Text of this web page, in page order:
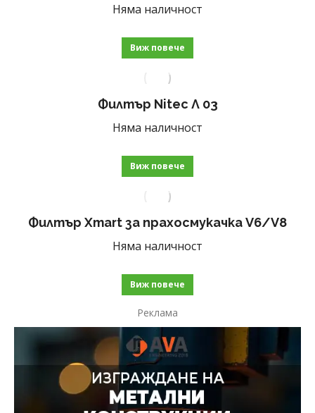
Реклама
Няма наличност
Виж повече
Филтър Nitec Л 03
Няма наличност
Виж повече
Филтър Xmart за прахосмукачка V6/V8
Няма наличност
Виж повече